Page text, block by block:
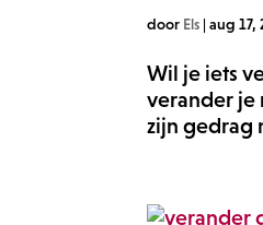
door Els |aug 17,
Wil je iets
verander je
zijn gedrag